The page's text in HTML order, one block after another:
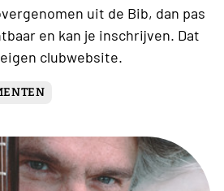
uit de Bib, dan pas
en kan je inschrijven. Dat
clubwebsite.